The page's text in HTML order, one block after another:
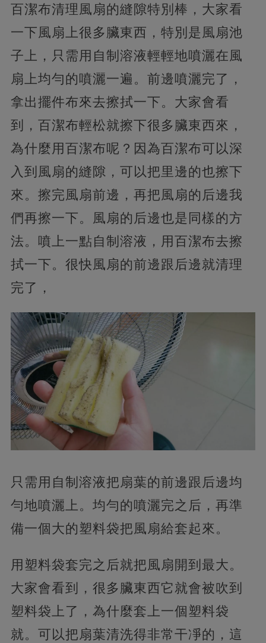
百潔布清理風扇的縫隙特別棒，大家看
一下風扇上很多臟東西，特別是風扇池
子上，只需用自制溶液輕輕地噴灑在風
扇上均勻的噴灑一遍。前邊噴灑完了，
拿出擺件布來去擦拭一下。大家會看
到，百潔布輕松就擦下很多臟東西來，
為什麼用百潔布呢？因為百潔布可以深
入到風扇的縫隙，可以把里邊的也擦下
來。擦完風扇前邊，再把風扇的后邊我
們再擦一下。風扇的后邊也是同樣的方
法。噴上一點自制溶液，用百潔布去擦
拭一下。很快風扇的前邊跟后邊就清理
完了，
只需用自制溶液把扇葉的前邊跟后邊均
勻地噴灑上。均勻的噴灑完之后，再準
備一個大的塑料袋把風扇給套起來。
用塑料袋套完之后就把風扇開到最大。
大家會看到，很多臟東西它就會被吹到
塑料袋上了，為什麼套上一個塑料袋
就。可以把扇葉清洗得非常干凈的，這